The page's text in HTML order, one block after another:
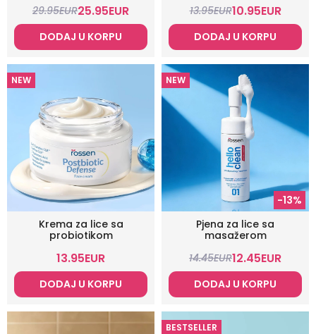
29.95EUR25.95EUR
DODAJ U KORPU
13.95EUR10.95EUR
DODAJ U KORPU
NEW
Krema za lice sa
probiotikom
13.95EUR
DODAJ U KORPU
NEW
-13%
Pjena za lice sa
masažerom
14.45EUR12.45EUR
DODAJ U KORPU
BESTSELLER